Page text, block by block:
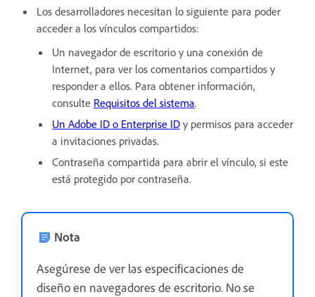
Los desarrolladores necesitan lo siguiente para poder
acceder a los vínculos compartidos:
Un navegador de escritorio y una conexión de
Internet, para ver los comentarios compartidos y
responder a ellos. Para obtener información,
consulte Requisitos del sistema.
Un Adobe ID o Enterprise ID y permisos para acceder
a invitaciones privadas.
Contraseña compartida para abrir el vínculo, si este
está protegido por contraseña.
Nota
Asegúrese de ver las especificaciones de
diseño en navegadores de escritorio. No se